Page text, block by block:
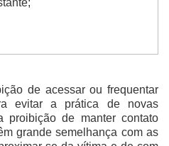
de acessar ou frequentar
evitar a prática de novas
proibição de manter contato
grande semelhança com as